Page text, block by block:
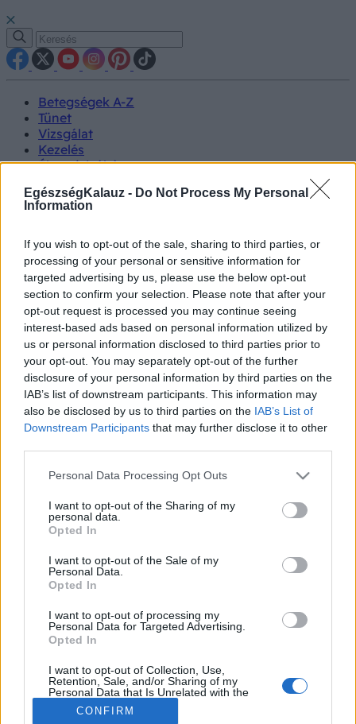
EgészségKalauz - Do Not Process My Personal
Information
If you wish to opt-out of the sale, sharing to third parties, or
processing of your personal or sensitive information for
targeted advertising by us, please use the below opt-out
section to confirm your selection. Please note that after your
opt-out request is processed you may continue seeing
interest-based ads based on personal information utilized by
us or personal information disclosed to third parties prior to
your opt-out. You may separately opt-out of the further
disclosure of your personal information by third parties on the
IAB’s list of downstream participants. This information may
also be disclosed by us to third parties on the IAB’s List of
Downstream Participants that may further disclose it to other
Please note that this website/app uses one or more Google
not limited to your visit or usage behaviour. You may click to
grant or deny consent to Google and its third-party tags to
use your data for below specified purposes in below Google
consent section.
Personal Data Processing Opt Outs
I want to opt-out of the Sharing of my
personal data.
Opted In
I want to opt-out of the Sale of my
Personal Data.
Opted In
I want to opt-out of processing my
Personal Data for Targeted Advertising.
Opted In
I want to opt-out of Collection, Use,
Retention, Sale, and/or Sharing of my
Personal Data that Is Unrelated with the
Purposes for which it was collected.
Opted Out
CONFIRM
Betegségek A-Z
Tünet
Vizsgálat
Kezelés
Életmódváltás
Prevenció
Hírek
Kisállatok egészsége
#allergia#influenza#cukorbetegség
#orvosmeteorológia#vérnyomás#stroke#rákbetegség
#pajzsmirigy#reflux#ekcéma#herpesz
Regisztráció
Leégés
Leégés